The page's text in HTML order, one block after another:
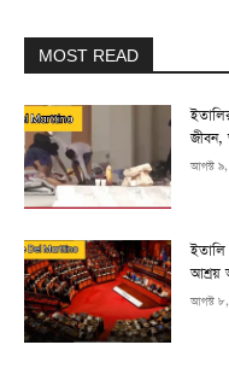
MOST READ
জীবন,
আগস্ট
ইতালি
আশ্রয়
আগস্ট